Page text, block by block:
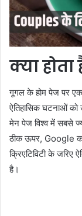
क्या
गूगल के होम पेज पर एक
ऐतिहासिक घटनाओं
मेन पेज विश्व में सबसे
ठीक ऊपर, Google
क्रिएटिविटी के जरिए
है।